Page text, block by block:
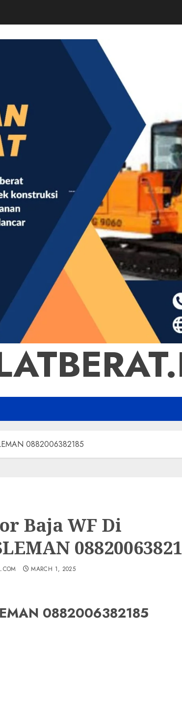
0882006382185
Baja WF Di
MARCH 1, 2025
0882006382185